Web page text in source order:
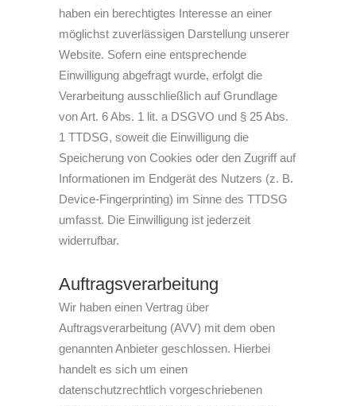
haben ein berechtigtes Interesse an einer
möglichst zuverlässigen Darstellung unserer
Website. Sofern eine entsprechende
Einwilligung abgefragt wurde, erfolgt die
Verarbeitung ausschließlich auf Grundlage
von Art. 6 Abs. 1 lit. a DSGVO und § 25 Abs.
1 TTDSG, soweit die Einwilligung die
Speicherung von Cookies oder den Zugriff auf
Informationen im Endgerät des Nutzers (z. B.
Device-Fingerprinting) im Sinne des TTDSG
umfasst. Die Einwilligung ist jederzeit
widerrufbar.
Auftragsverarbeitung
Wir haben einen Vertrag über
Auftragsverarbeitung (AVV) mit dem oben
genannten Anbieter geschlossen. Hierbei
handelt es sich um einen
datenschutzrechtlich vorgeschriebenen